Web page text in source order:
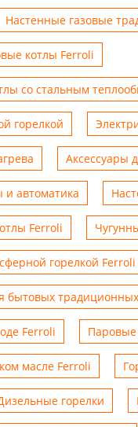
Настенные газовые
котлы Ferroli
со стальным
горелкой
Аксессуары
автоматика
Ferroli
горелкой Ferroli
бытовых
Ferroli
масле Ferroli
горелки